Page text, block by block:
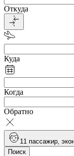
Откуда
Куда
Когда
Обратно
1 1 пассажир
Поиск